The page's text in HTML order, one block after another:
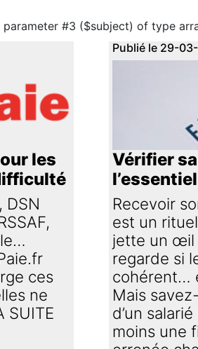
parameter #3 ($subject) of type
les
DSN
ces
ne
SUITE
Publié le 29-
Vérifier
l’essentiel
Recevoir
est un
jette un œil
regarde si
cohérent…
Mais
d’un
moins une